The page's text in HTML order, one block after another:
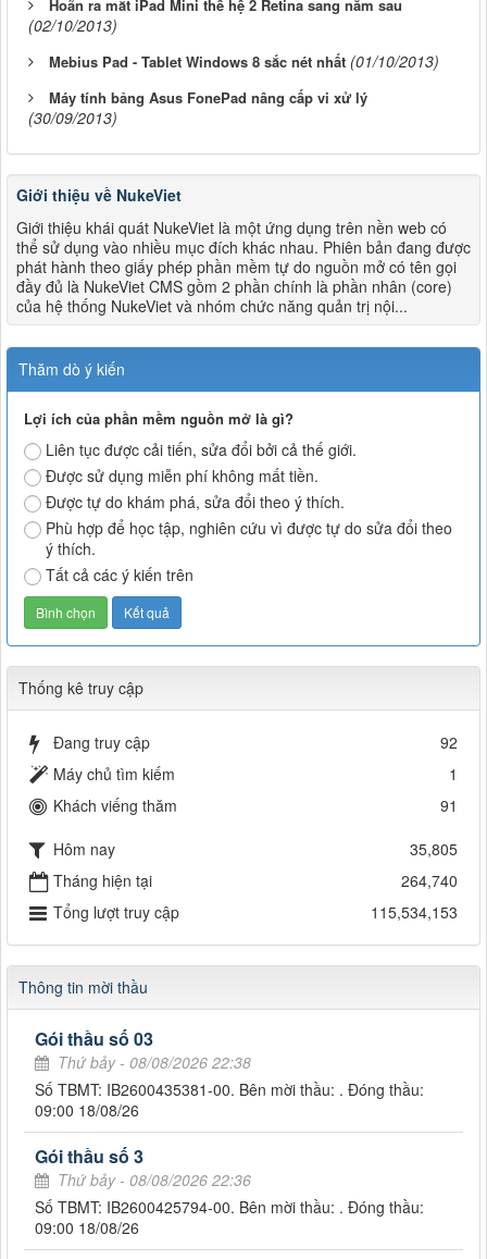
Hoãn ra mắt iPad Mini thế hệ 2 Retina sang năm sau
(02/10/2013)
Mebius Pad - Tablet Windows 8 sắc nét nhất (01/10/2013)
Máy tính bảng Asus FonePad nâng cấp vi xử lý
(30/09/2013)
Giới thiệu về NukeViet
Giới thiệu khái quát NukeViet là một ứng dụng trên nền web có
thể sử dụng vào nhiều mục đích khác nhau. Phiên bản đang được
phát hành theo giấy phép phần mềm tự do nguồn mở có tên gọi
đầy đủ là NukeViet CMS gồm 2 phần chính là phần nhân (core)
của hệ thống NukeViet và nhóm chức năng quản trị nội...
Thăm dò ý kiến
Lợi ích của phần mềm nguồn mở là gì?
Liên tục được cải tiến, sửa đổi bởi cả thế giới.
Được sử dụng miễn phí không mất tiền.
Được tự do khám phá, sửa đổi theo ý thích.
Phù hợp để học tập, nghiên cứu vì được tự do sửa đổi theo
ý thích.
Tất cả các ý kiến trên
Thống kê truy cập
Đang truy cập
92
Máy chủ tìm kiếm
1
Khách viếng thăm
91
Hôm nay
35,805
Tháng hiện tại
264,740
Tổng lượt truy cập
115,534,153
Thông tin mời thầu
Gói thầu số 03
Thứ bảy - 08/08/2026 22:38
Số TBMT: IB2600435381-00. Bên mời thầu: . Đóng thầu:
09:00 18/08/26
Gói thầu số 3
Thứ bảy - 08/08/2026 22:36
Số TBMT: IB2600425794-00. Bên mời thầu: . Đóng thầu:
09:00 18/08/26